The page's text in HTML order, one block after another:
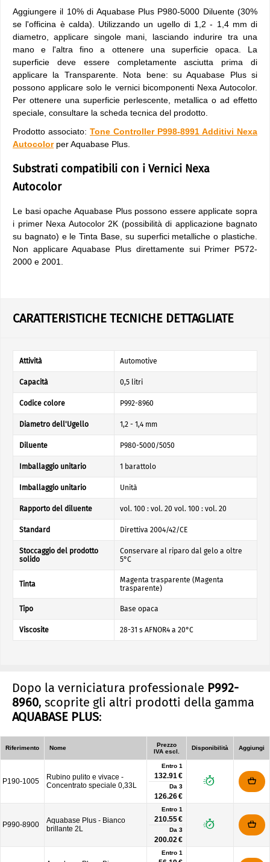
Aggiungere il 10% di Aquabase Plus P980-5000 Diluente (30%
se l'officina è calda). Utilizzando un ugello di 1,2 - 1,4 mm di
diametro, applicare singole mani, lasciando indurire tra una
mano e l'altra fino a ottenere una superficie opaca. La
superficie deve essere completamente asciutta prima di
applicare la Transparente. Nota bene: su Aquabase Plus si
possono applicare solo le vernici bicomponenti Nexa Autocolor.
Per ottenere una superficie perlescente, metallica o ad effetto
speciale, consultare la scheda tecnica del prodotto.
Prodotto associato: Tone Controller P998-8991 Additivi Nexa
Autocolorper Aquabase Plus.
Substrati compatibili con i Vernici Nexa
Autocolor
Le basi opache Aquabase Plus possono essere applicate sopra
i primer Nexa Autocolor 2K (possibilità di applicazione bagnato
su bagnato) e le Tinta Base, su superfici metalliche o plastiche.
Non applicare Aquabase Plus direttamente sui Primer P572-
2000 e 2001.
CARATTERISTICHE TECNICHE DETTAGLIATE
Attività Automotive
Capacità 0,5 litri
Codice colore P992-8960
Diametro dell'Ugello 1,2 - 1,4 mm
Diluente P980-5000/5050
Imballaggio unitario 1 barattolo
Imballaggio unitario Unità
Rapporto del diluente vol. 100 : vol. 20 vol. 100 : vol. 20
Standard Direttiva 2004/42/CE
Stoccaggio del prodotto
solido
Conservare al riparo dal gelo a oltre
5°C
Tinta
Magenta trasparente (Magenta
trasparente)
Tipo Base opaca
Viscosite 28-31 s AFNOR4 a 20°C
Dopo la verniciatura professionale P992-
8960, scoprite gli altri prodotti della gamma
AQUABASE PLUS:
Riferimento Nome
Prezzo
IVA escl.
Disponibilità Aggiungi
P190-1005
Rubino pulito e vivace -
Concentrato speciale 0,33L
Entro 1
132.91 €
Da 3
126.26 €
P990-8900
Aquabase Plus - Bianco
brillante 2L
Entro 1
210.55 €
Da 3
200.02 €
Entro 1